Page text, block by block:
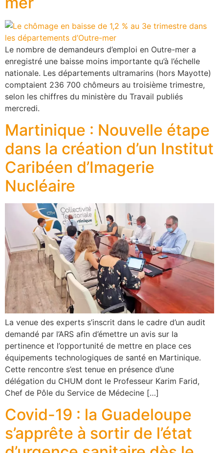
Le nombre de demandeurs d’emploi en Outre-mer a
enregistré une baisse moins importante qu’à l’échelle
nationale. Les départements ultramarins (hors Mayotte)
comptaient 236 700 chômeurs au troisième trimestre,
selon les chiffres du ministère du Travail publiés
mercredi.
Martinique : Nouvelle étape
dans la création d’un Institut
Caribéen d’Imagerie
Nucléaire
La venue des experts s’inscrit dans le cadre d’un audit
demandé par l’ARS afin d’émettre un avis sur la
pertinence et l’opportunité de mettre en place ces
équipements technologiques de santé en Martinique.
Cette rencontre s’est tenue en présence d’une
délégation du CHUM dont le Professeur Karim Farid,
Chef de Pôle du Service de Médecine […]
Covid-19 : la Guadeloupe
s’apprête à sortir de l’état